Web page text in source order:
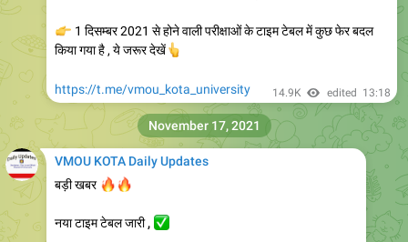
1 दिसम्बर 2021 से होने वाली परीक्षाओं के टाइम टेबल में कुछ फेर बदल
किया गया है , ये जरूर देखें
👆
https://t.me/vmou_kota_university 14.9K edited 13:18
VMOU KOTA Daily Updates
बड़ी खबर
नया टाइम टेबल जारी ,
✅
November 17, 2021